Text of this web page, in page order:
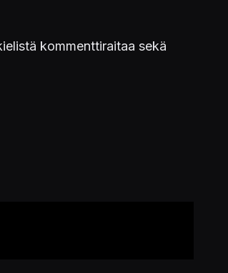
kommenttiraitaa sekä